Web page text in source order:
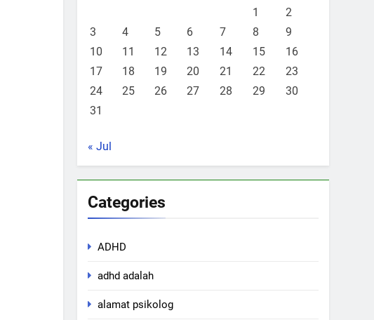
1
2
3
4 5 6 7 8
9
10
11 12 13 14 15
16
17
18 19 20 21 22
23
24
25 26 27 28 29
30
31
« Jul
Categories
ADHD
adhd adalah
alamat psikolog